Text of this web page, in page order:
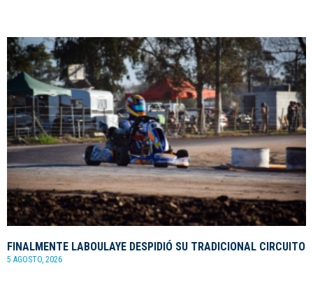
FINALMENTE LABOULAYE DESPIDIÓ SU TRADICIONAL CIRCUITO
5 AGOSTO, 2026